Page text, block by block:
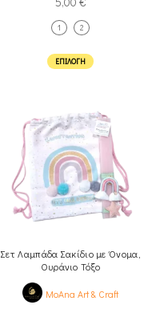
1 2
ΕΠΙΛΟΓΉ
Σετ Λαμπάδα Σακίδιο με Όνομα,
Ουράνιο Τόξο
MoAna Art & Craft